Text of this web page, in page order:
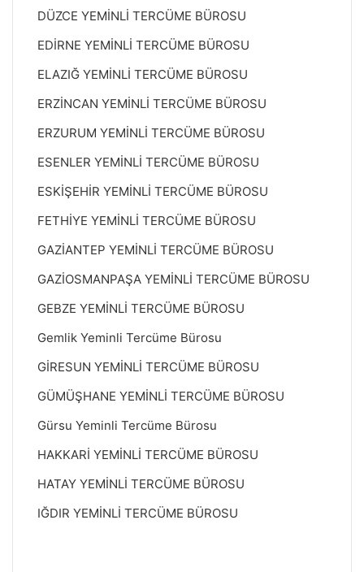
DÜZCE YEMİNLİ TERCÜME BÜROSU
EDİRNE YEMİNLİ TERCÜME BÜROSU
ELAZIĞ YEMİNLİ TERCÜME BÜROSU
ERZİNCAN YEMİNLİ TERCÜME BÜROSU
ERZURUM YEMİNLİ TERCÜME BÜROSU
ESENLER YEMİNLİ TERCÜME BÜROSU
ESKİŞEHİR YEMİNLİ TERCÜME BÜROSU
FETHİYE YEMİNLİ TERCÜME BÜROSU
GAZİANTEP YEMİNLİ TERCÜME BÜROSU
GAZİOSMANPAŞA YEMİNLİ TERCÜME BÜROSU
GEBZE YEMİNLİ TERCÜME BÜROSU
Gemlik Yeminli Tercüme Bürosu
GİRESUN YEMİNLİ TERCÜME BÜROSU
GÜMÜŞHANE YEMİNLİ TERCÜME BÜROSU
Gürsu Yeminli Tercüme Bürosu
HAKKARİ YEMİNLİ TERCÜME BÜROSU
HATAY YEMİNLİ TERCÜME BÜROSU
IĞDIR YEMİNLİ TERCÜME BÜROSU